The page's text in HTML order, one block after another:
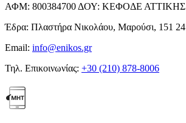
ΑΦΜ: 800384700 ΔΟΥ: ΚΕΦΟΔΕ ΑΤΤΙΚΗΣ
Έδρα: Πλαστήρα Νικολάου, Μαρούσι, 151 24
Email: info@enikos.gr
Τηλ. Επικοινωνίας: +30 (210) 878-8006